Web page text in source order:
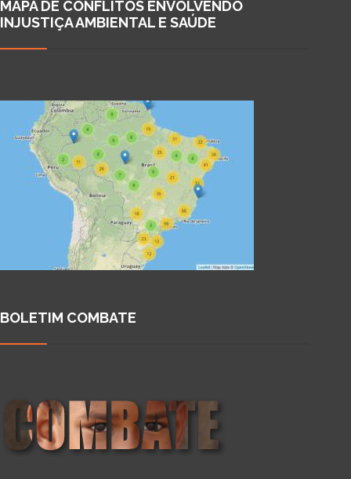
MAPA DE CONFLITOS ENVOLVENDO
INJUSTIÇA AMBIENTAL E SAÚDE
BOLETIM COMBATE